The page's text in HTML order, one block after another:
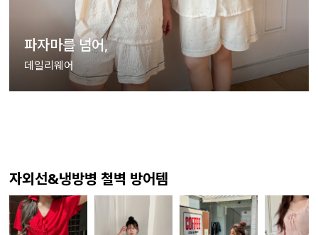
파자마를 넘어,
데일리웨어
자외선&냉방병 철벽 방어템